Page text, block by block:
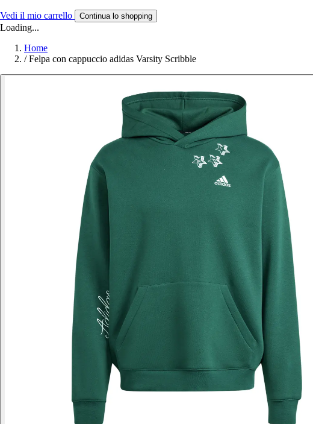
Vedi il mio carrello Continua lo shopping
Loading...
Home
/ Felpa con cappuccio adidas Varsity Scribble